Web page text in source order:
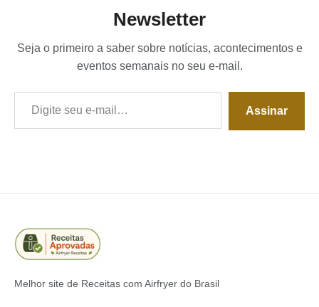
Newsletter
Seja o primeiro a saber sobre notícias, acontecimentos e
eventos semanais no seu e-mail.
Digite seu e-mail…
Assinar
Melhor site de Receitas com Airfryer do Brasil